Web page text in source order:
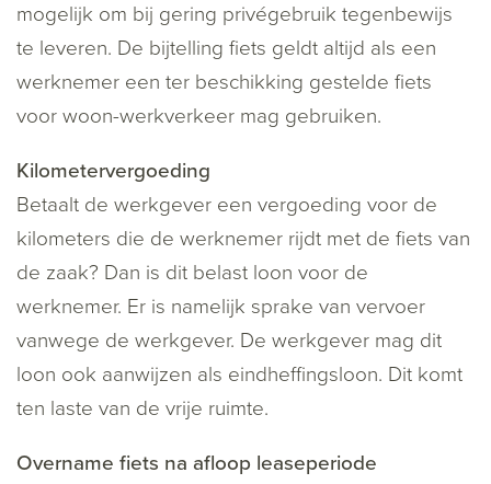
mogelijk om bij gering privégebruik tegenbewijs
te leveren. De bijtelling fiets geldt altijd als een
werknemer een ter beschikking gestelde fiets
voor woon-werkverkeer mag gebruiken.
Kilometervergoeding
Betaalt de werkgever een vergoeding voor de
kilometers die de werknemer rijdt met de fiets van
de zaak? Dan is dit belast loon voor de
werknemer. Er is namelijk sprake van vervoer
vanwege de werkgever. De werkgever mag dit
loon ook aanwijzen als eindheffingsloon. Dit komt
ten laste van de vrije ruimte.
Overname fiets na afloop leaseperiode